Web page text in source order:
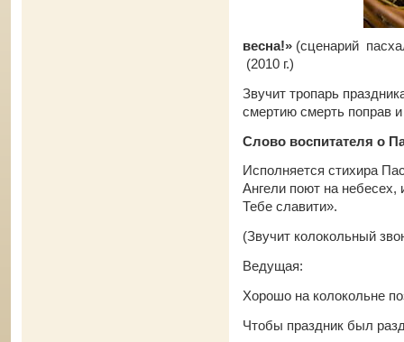
весна!»(сценарий
(2010 г.)
Звучит тропарь
смертию смерть поправ
Слово воспитателя о
Исполняется стихира
Ангели поют на
Тебе славити».
(Звучит колокольный
Ведущая:
Хорошо на колокольне
Чтобы праздник был